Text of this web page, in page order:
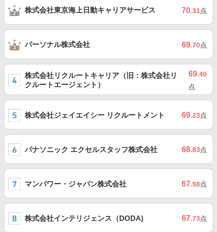
株式会社東京海上日動キャリアサービス 70.31点
パーソナル株式会社 69.70点
株式会社リクルートキャリア（旧：株式会社リ
クルートエージェント）
69.40
点
株式会社ジェイエイシー リクルートメント 69.23点
パナソニック エクセルスタッフ株式会社 68.83点
マンパワー・ジャパン株式会社 67.98点
株式会社インテリジェンス（DODA) 67.73点